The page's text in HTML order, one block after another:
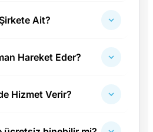
Ait?
Hareket Eder?
Hizmet Verir?